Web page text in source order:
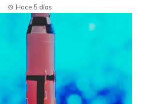
Hace 5 días